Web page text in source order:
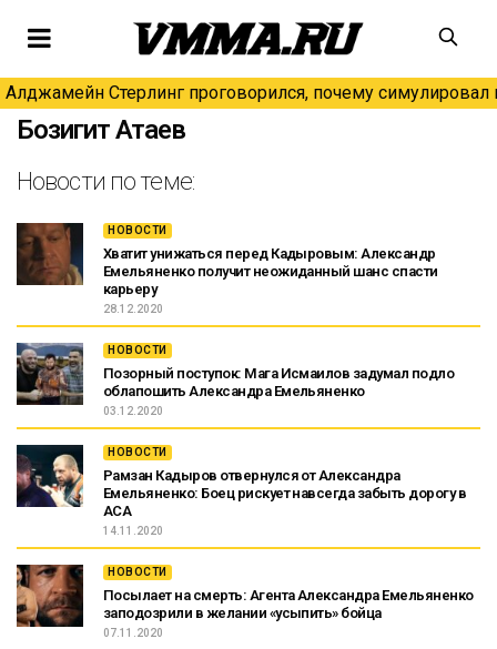
Алджамейн Стерлинг проговорился, почему симулировал
Бозигит Атаев
Новости по теме:
НОВОСТИ
Хватит унижаться перед Кадыровым: Александр
Емельяненко получит неожиданный шанс спасти
карьеру
28.12.2020
НОВОСТИ
Позорный поступок: Мага Исмаилов задумал подло
облапошить Александра Емельяненко
03.12.2020
НОВОСТИ
Рамзан Кадыров отвернулся от Александра
Емельяненко: Боец рискует навсегда забыть дорогу в
АСА
14.11.2020
НОВОСТИ
Посылает на смерть: Агента Александра Емельяненко
заподозрили в желании «усыпить» бойца
07.11.2020